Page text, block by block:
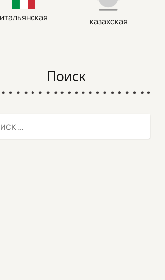
итальянская казахская
Поиск